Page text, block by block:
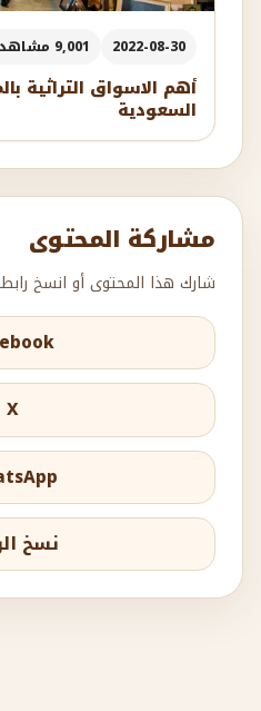
2022-08-30 9,001 مشاهدة
أهم الاسواق التراثية
السعودية
مشاركة المحتوى
شارك هذا المحتوى أو انسخ
X
نسخ